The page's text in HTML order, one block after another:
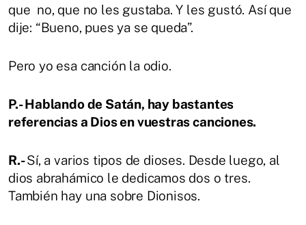
que no, que no les gustaba. Y les gustó. Así que
dije: “Bueno, pues ya se queda”.
Pero yo esa canción la odio.
P.- Hablando de Satán, hay bastantes
referencias a Dios en vuestras canciones.
R.-Sí, a varios tipos de dioses. Desde luego, al
dios abrahámico le dedicamos dos o tres.
También hay una sobre Dionisos.